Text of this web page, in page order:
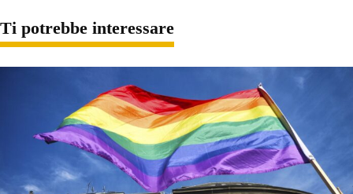
Ti potrebbe interessare